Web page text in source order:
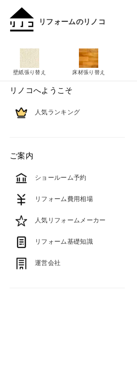
リフォームのリノコ
壁紙張り替え 床材張り替え
リノコへようこそ
人気ランキング
ご案内
ショールーム予約
リフォーム費用相場
人気リフォームメーカー
リフォーム基礎知識
運営会社